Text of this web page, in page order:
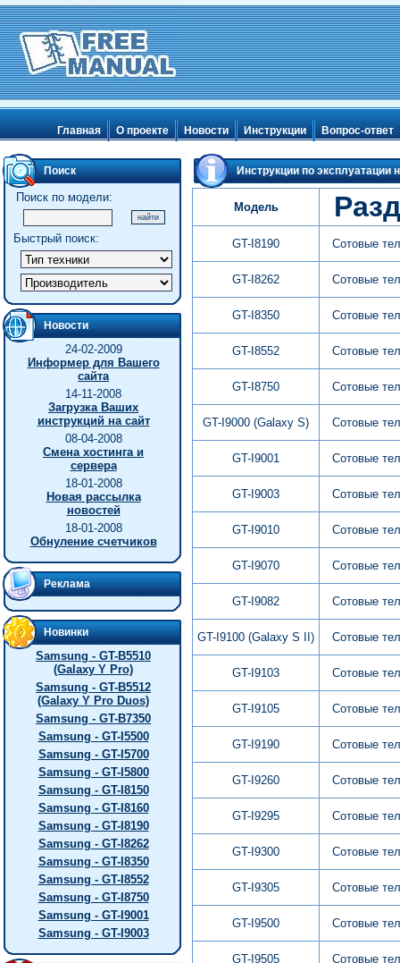
Главная О проекте Новости Инструкции Вопрос-ответ
Поиск
Поиск по модели:
Быстрый поиск:
Новости
24-02-2009
Информер для Вашего
сайта
14-11-2008
Загрузка Ваших
инструкций на сайт
08-04-2008
Смена хостинга и
сервера
18-01-2008
Новая рассылка
новостей
18-01-2008
Обнуление счетчиков
Реклама
Новинки
Samsung - GT-B5510
(Galaxy Y Pro)
Samsung - GT-B5512
(Galaxy Y Pro Duos)
Samsung - GT-B7350
Samsung - GT-I5500
Samsung - GT-I5700
Samsung - GT-I5800
Samsung - GT-I8150
Samsung - GT-I8160
Samsung - GT-I8190
Samsung - GT-I8262
Samsung - GT-I8350
Samsung - GT-I8552
Samsung - GT-I8750
Samsung - GT-I9001
Samsung - GT-I9003
Инструкции по эксплуатации
Модель
GT-I8190 Сотовые
GT-I8262 Сотовые
GT-I8350 Сотовые
GT-I8552 Сотовые
GT-I8750 Сотовые
GT-I9000 (Galaxy S) Сотовые
GT-I9001 Сотовые
GT-I9003 Сотовые
GT-I9010 Сотовые
GT-I9070 Сотовые
GT-I9082 Сотовые
GT-I9100 (Galaxy S II) Сотовые
GT-I9103 Сотовые
GT-I9105 Сотовые
GT-I9190 Сотовые
GT-I9260 Сотовые
GT-I9295 Сотовые
GT-I9300 Сотовые
GT-I9305 Сотовые
GT-I9500 Сотовые
GT-I9505 Сотовые